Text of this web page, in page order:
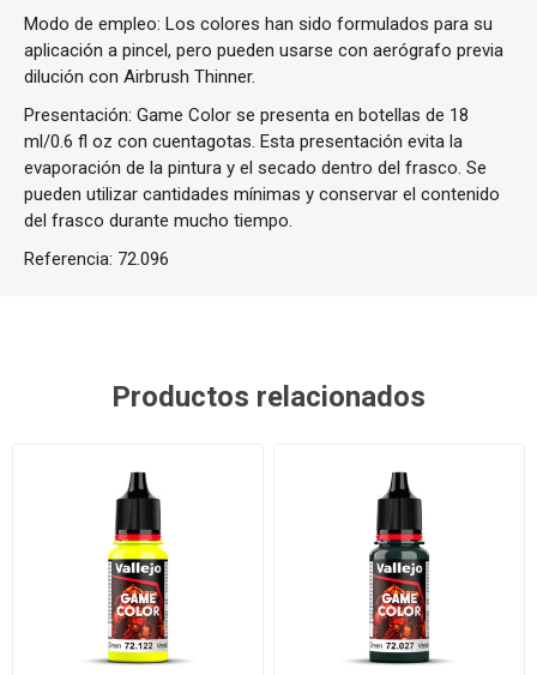
Modo de empleo: Los colores han sido formulados para su
aplicación a pincel, pero pueden usarse con aerógrafo previa
dilución con Airbrush Thinner.
Presentación: Game Color se presenta en botellas de 18
ml/0.6 fl oz con cuentagotas. Esta presentación evita la
evaporación de la pintura y el secado dentro del frasco. Se
pueden utilizar cantidades mínimas y conservar el contenido
del frasco durante mucho tiempo.
Referencia: 72.096
Productos relacionados